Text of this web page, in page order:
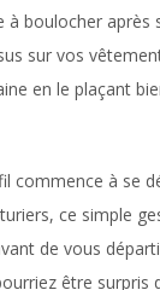
boulocher
sur vos
en le plaçant
commence à se
ce simple
de vous
être surpris